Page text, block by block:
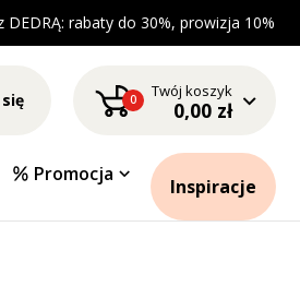
DEDRĄ: rabaty do 30%, prowizja 10%
0 Twój koszyk
0,00 zł
Promocja
Inspiracje